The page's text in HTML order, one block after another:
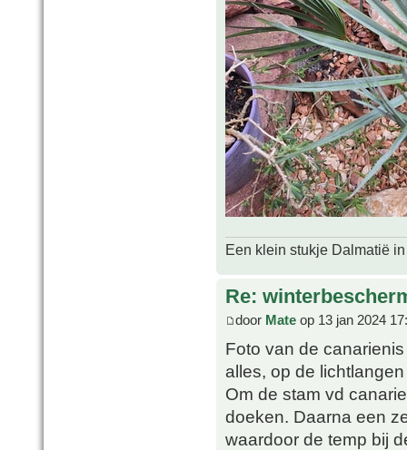
Een klein stukje Dalmatië
Re:
door Mate op 13 jan 2024
Foto van de
alles, op de
Om de stam vd
doeken. Daarna een
waardoor de temp bij